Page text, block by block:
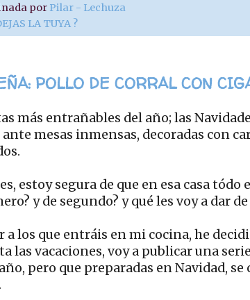
por Pilar - Lechuza
LA TUYA ?
POLLO DE CORRAL CON
más entrañables del año; las
mesas inmensas, decoradas con
estoy segura de que en esa casa tódo
y de segundo? y qué les voy a dar
a los que entráis en mi cocina, he
las vacaciones, voy a publicar una
pero que preparadas en Navidad,